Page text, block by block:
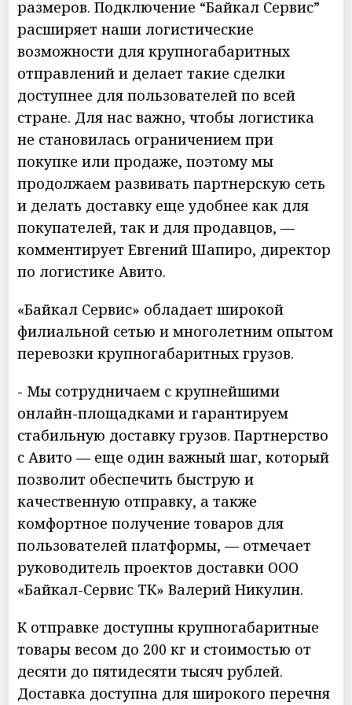
размеров. Подключение “Байкал Сервис”
расширяет наши логистические
возможности для крупногабаритных
отправлений и делает такие сделки
доступнее для пользователей по всей
стране. Для нас важно, чтобы логистика
не становилась ограничением при
покупке или продаже, поэтому мы
продолжаем развивать партнерскую сеть
и делать доставку еще удобнее как для
покупателей, так и для продавцов, —
комментирует Евгений Шапиро, директор
по логистике Авито.
«Байкал Сервис» обладает широкой
филиальной сетью и многолетним опытом
перевозки крупногабаритных грузов.
- Мы сотрудничаем с крупнейшими
онлайн-площадками и гарантируем
стабильную доставку грузов. Партнерство
с Авито — еще один важный шаг, который
позволит обеспечить быструю и
качественную отправку, а также
комфортное получение товаров для
пользователей платформы, — отмечает
руководитель проектов доставки ООО
«Байкал-Сервис ТК» Валерий Никулин.
К отправке доступны крупногабаритные
товары весом до 200 кг и стоимостью от
десяти до пятидесяти тысяч рублей.
Доставка доступна для широкого перечня